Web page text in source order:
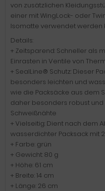
von zusätzlichen
einer mit WingLock- oder
Isomatte verwendet werden
Details:
+ Zeitsparend: Schneller als
Einrasten in Ventile von
+ SealLine® Schutz: Dieser
besonders leichten und
wie die Packsäcke aus dem
daher besonders robust und
Schweißnähte
+ Vielseitig: Dient nach dem
wasserdichter Packsack mit
+ Farbe: grün
+ Gewicht: 80 g
+ Höhe: 61 cm
+ Breite: 14 cm
+ Länge: 26 cm